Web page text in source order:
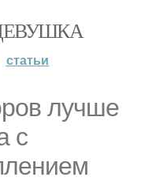
статьи
лучше
с